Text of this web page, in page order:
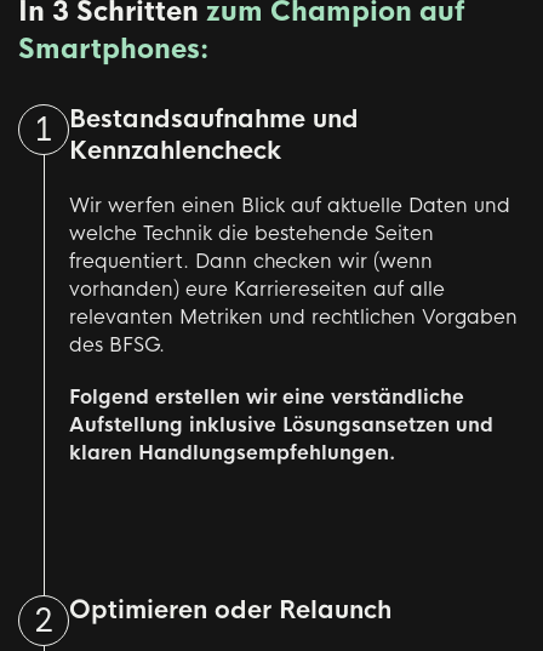
In 3 Schritten zum Champion auf
Smartphones:
1
Bestandsaufnahme und
Kennzahlencheck
Wir werfen einen Blick auf aktuelle Daten und
welche Technik die bestehende Seiten
frequentiert. Dann checken wir (wenn
vorhanden) eure Karriereseiten auf alle
relevanten Metriken und rechtlichen Vorgaben
des BFSG.
Folgend erstellen wir eine verständliche
Aufstellung inklusive Lösungsansetzen und
klaren Handlungsempfehlungen.
2 Optimieren oder Relaunch